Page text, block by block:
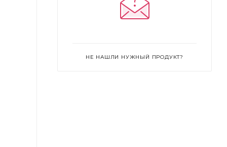
НЕ НАШЛИ НУЖНЫЙ ПРОДУКТ?